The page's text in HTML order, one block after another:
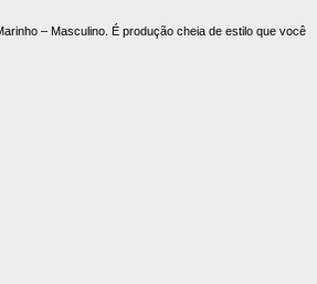
– Masculino. É produção cheia de estilo que você